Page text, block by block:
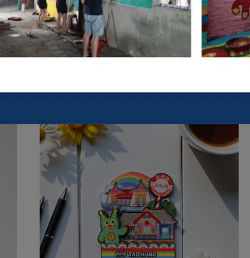
木質三層立體磁鐵-賜福台灣